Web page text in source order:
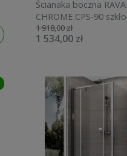
Ścianaka boczna
CHROME CPS-90 szkło
transparent profil
1950 9QV70U00Z1
1 918,00 zł
1 534,00 zł